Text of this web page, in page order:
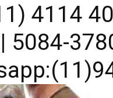
4114
5084-